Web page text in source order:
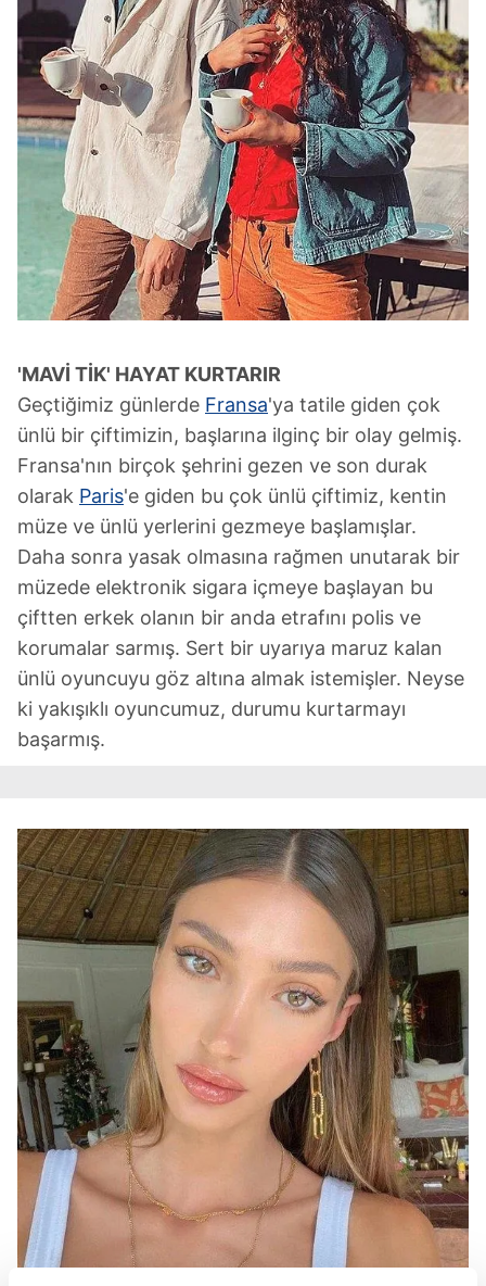
'MAVİ TİK' HAYAT KURTARIR
Geçtiğimiz günlerde Fransa'ya tatile giden çok
ünlü bir çiftimizin, başlarına ilginç bir olay gelmiş.
Fransa'nın birçok şehrini gezen ve son durak
olarak Paris'e giden bu çok ünlü çiftimiz, kentin
müze ve ünlü yerlerini gezmeye başlamışlar.
Daha sonra yasak olmasına rağmen unutarak bir
müzede elektronik sigara içmeye başlayan bu
çiftten erkek olanın bir anda etrafını polis ve
korumalar sarmış. Sert bir uyarıya maruz kalan
ünlü oyuncuyu göz altına almak istemişler. Neyse
ki yakışıklı oyuncumuz, durumu kurtarmayı
başarmış.